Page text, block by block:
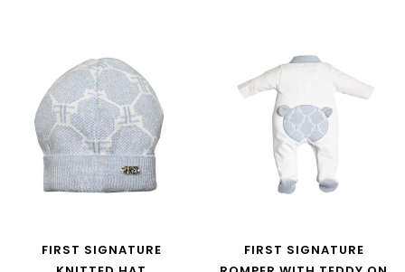
FIRST SIGNATURE
FIRST SIGNATURE